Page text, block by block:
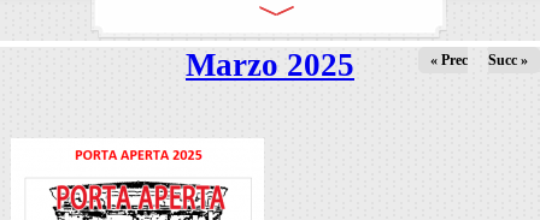
Marzo 2025 « Prec Succ »